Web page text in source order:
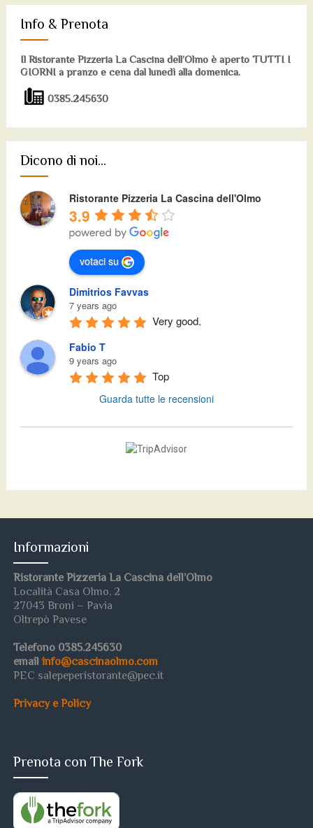
Info & Prenota
Il Ristorante Pizzeria La Cascina dell’Olmo è aperto TUTTI I
GIORNI a pranzo e cena dal lunedì alla domenica.
0385.245630
Dicono di noi…
Ristorante Pizzeria La Cascina dell'Olmo
3.9
votaci su
Dimitrios Favvas
7 years ago
Very good.
Fabio T
9 years ago
Top
Guarda tutte le recensioni
Informazioni
Ristorante Pizzeria La Cascina dell’Olmo
Località Casa Olmo, 2
27043 Broni – Pavia
Oltrepò Pavese
Telefono 0385.245630
email info@cascinaolmo.com
PEC salepeperistorante@pec.it
Privacy e Policy
Prenota con The Fork